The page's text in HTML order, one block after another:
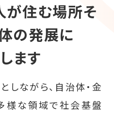
が住む場所そ
の発展に
ます
しながら、自治体・金
様な領域で社会基盤